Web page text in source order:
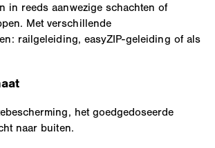
in reeds aanwezige schachten of
Met verschillende
railgeleiding, easyZIP-geleiding of als
het goedgedoseerde
naar buiten.